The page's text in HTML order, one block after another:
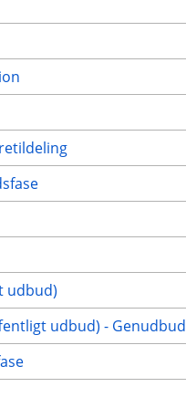
udbud)
udbud) - Genudbud